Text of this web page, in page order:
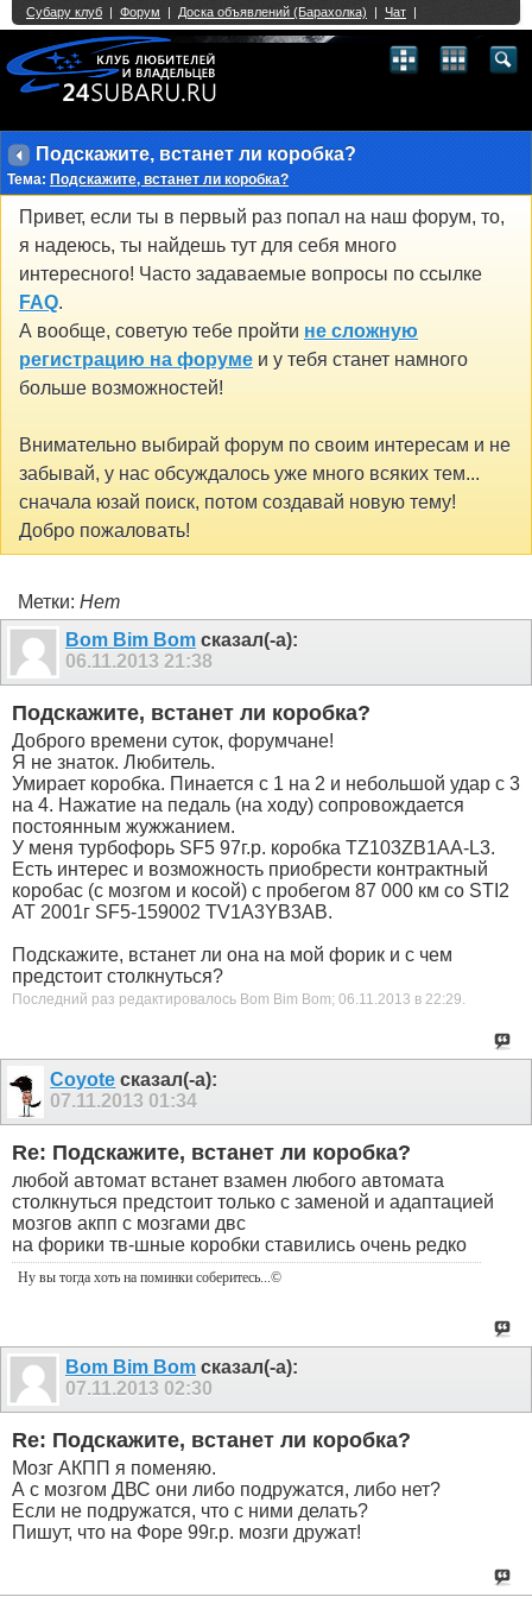
Подскажите, встанет ли коробка?
Тема: Подскажите, встанет ли коробка?
Привет, если ты в первый раз попал на наш форум, то,
я надеюсь, ты найдешь тут для себя много
интересного! Часто задаваемые вопросы по ссылке
FAQ.
А вообще, советую тебе пройти не сложную
регистрацию на форуме и у тебя станет намного
больше возможностей!
Внимательно выбирай форум по своим интересам и не
забывай, у нас обсуждалось уже много всяких тем...
сначала юзай поиск, потом создавай новую тему!
Добро пожаловать!
Метки: Нет
Bom Bim Bom сказал(-а):
06.11.2013 21:38
Подскажите, встанет ли коробка?
Доброго времени суток, форумчане!
Я не знаток. Любитель.
Умирает коробка. Пинается с 1 на 2 и небольшой удар с 3
на 4. Нажатие на педаль (на ходу) сопровождается
постоянным жужжанием.
У меня турбофорь SF5 97г.р. коробка TZ103ZB1AA-L3.
Есть интерес и возможность приобрести контрактный
коробас (с мозгом и косой) с пробегом 87 000 км со STI2
АТ 2001г SF5-159002 TV1A3YB3AB.
Подскажите, встанет ли она на мой форик и с чем
предстоит столкнуться?
Последний раз редактировалось Bom Bim Bom; 06.11.2013 в 22:29.
Coyote сказал(-а):
07.11.2013 01:34
Re: Подскажите, встанет ли коробка?
любой автомат встанет взамен любого автомата
столкнуться предстоит только с заменой и адаптацией
мозгов акпп с мозгами двс
на форики тв-шные коробки ставились очень редко
Ну вы тогда хоть на поминки соберитесь ...©
Bom Bim Bom сказал(-а):
07.11.2013 02:30
Re: Подскажите, встанет ли коробка?
Мозг АКПП я поменяю.
А с мозгом ДВС они либо подружатся, либо нет?
Если не подружатся, что с ними делать?
Пишут, что на Форе 99г.р. мозги дружат!
Single Sign On provided byvBSSO
2 3 4 5 6 7 8 9 10 11 12 13 21 22 23 24 25 26
27 28 29 30 31 32 33 40 41 42 43